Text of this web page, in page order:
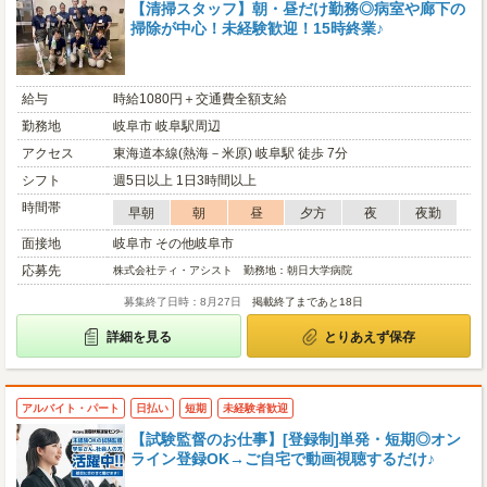
【清掃スタッフ】朝・昼だけ勤務◎病室や廊下の
掃除が中心！未経験歓迎！15時終業♪
給与
時給1080円＋交通費全額支給
勤務地
岐阜市 岐阜駅周辺
アクセス
東海道本線(熱海－米原) 岐阜駅 徒歩 7分
シフト
週5日以上 1日3時間以上
時間帯
早朝 朝 昼 夕方 夜
夜勤
面接地
岐阜市 その他岐阜市
応募先
株式会社ティ・アシスト 勤務地：朝日大学病院
募集終了日時：8月27日 掲載終了まであと18日
詳細を見る とりあえず保存
アルバイト・パート 日払い 短期 未経験者歓迎
【試験監督のお仕事】[登録制]単発・短期◎オン
ライン登録OK→ご自宅で動画視聴するだけ♪